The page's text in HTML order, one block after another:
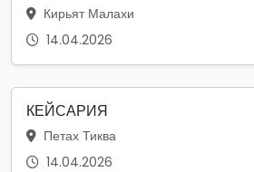
Кирьят Малахи
14.04.2026
КЕЙСАРИЯ
Петах Тиква
14.04.2026